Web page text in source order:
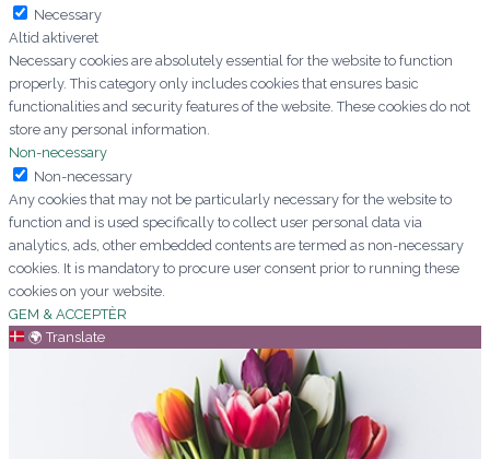
Necessary
Altid aktiveret
Necessary cookies are absolutely essential for the website to function
properly. This category only includes cookies that ensures basic
functionalities and security features of the website. These cookies do not
store any personal information.
Non-necessary
Non-necessary
Any cookies that may not be particularly necessary for the website to
function and is used specifically to collect user personal data via
analytics, ads, other embedded contents are termed as non-necessary
cookies. It is mandatory to procure user consent prior to running these
cookies on your website.
GEM & ACCEPTÈR
🌍 Translate